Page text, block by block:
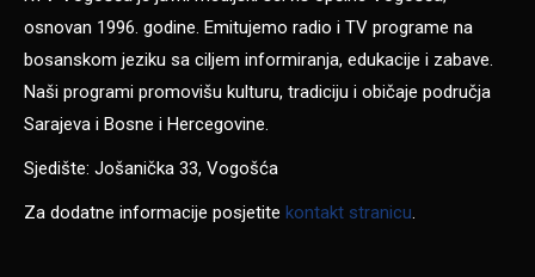
osnovan 1996. godine. Emitujemo radio i TV programe na
bosanskom jeziku sa ciljem informiranja, edukacije i zabave.
Naši programi promovišu kulturu, tradiciju i običaje područja
Sarajeva i Bosne i Hercegovine.
Sjedište: Jošanička 33, Vogošća
Za dodatne informacije posjetite kontakt stranicu